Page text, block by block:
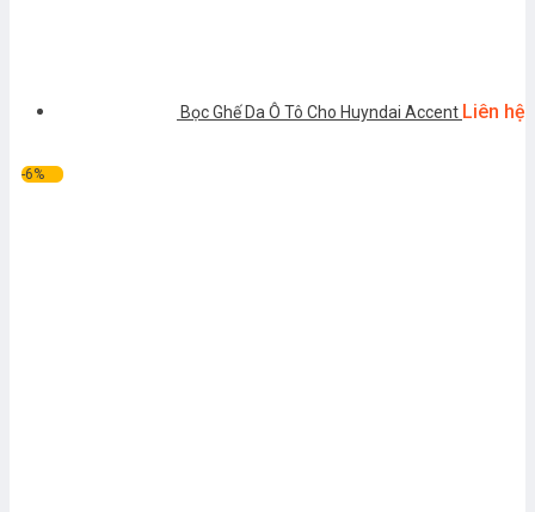
Bọc Ghế Da Ô Tô Cho Huyndai Accent Liên hệ
-6%